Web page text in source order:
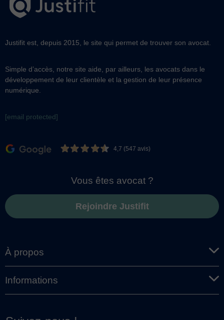
Justifit est, depuis 2015, le site qui permet de trouver son avocat.
Simple d’accès, notre site aide, par ailleurs, les avocats dans le
développement de leur clientèle et la gestion de leur présence
numérique.
[email protected]
4,7 (547 avis)
Vous êtes avocat ?
Rejoindre Justifit
À propos
Informations